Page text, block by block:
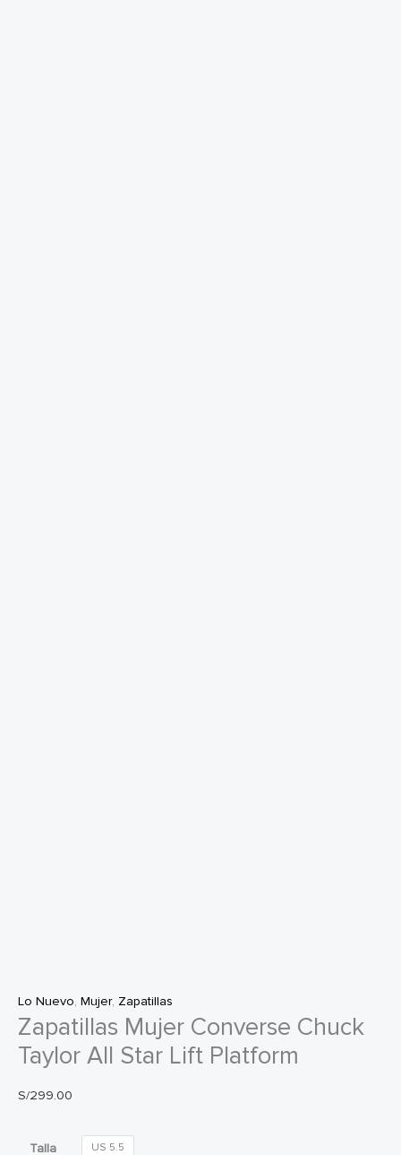
Lo Nuevo, Mujer, Zapatillas
Zapatillas Mujer Converse Chuck
Taylor All Star Lift Platform
S/299.00
Talla US 5.5